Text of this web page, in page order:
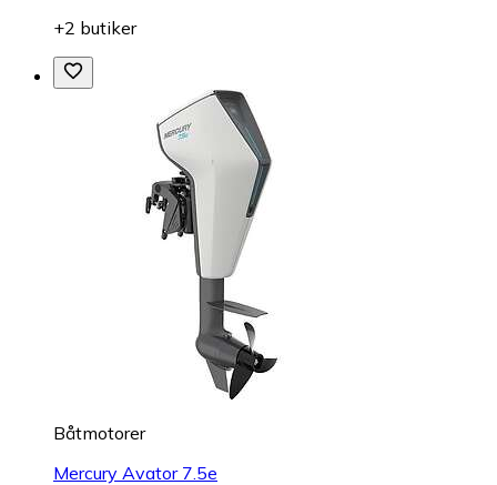
+2 butiker
Båtmotorer
Mercury Avator 7.5e